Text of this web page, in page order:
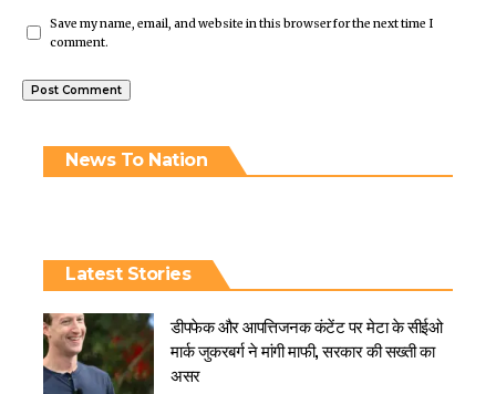
Save my name, email, and website in this browser for the next time I
comment.
News To Nation
Latest Stories
डीपफेक और आपत्तिजनक कंटेंट पर मेटा के सीईओ
मार्क जुकरबर्ग ने मांगी माफी, सरकार की सख्ती का
असर